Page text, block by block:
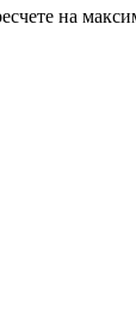
на